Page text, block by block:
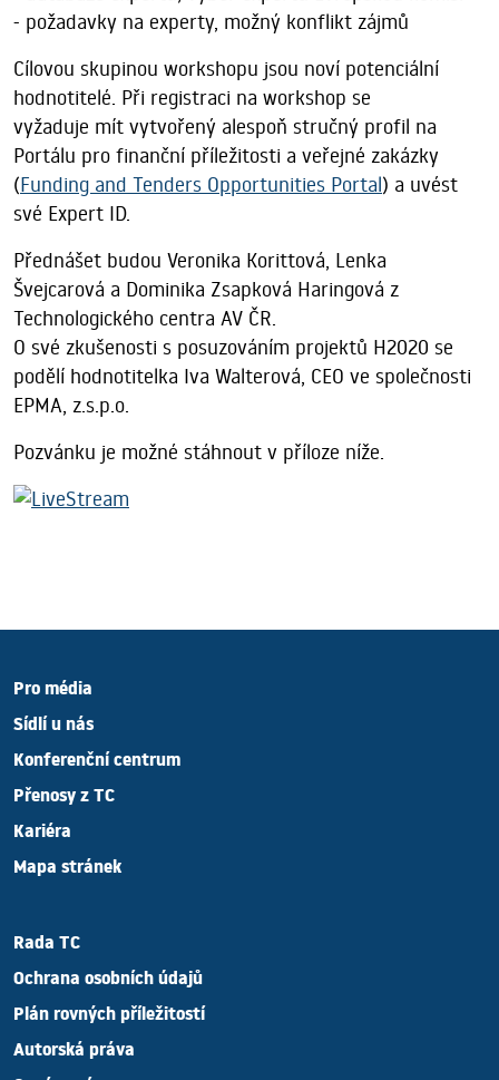
- požadavky na experty, možný konflikt zájmů
Cílovou skupinou workshopu jsou noví potenciální
hodnotitelé. Při registraci na workshop se
vyžaduje mít vytvořený alespoň stručný profil na
Portálu pro finanční příležitosti a veřejné zakázky
(Funding and Tenders Opportunities Portal) a uvést
své Expert ID.
Přednášet budou Veronika Korittová, Lenka
Švejcarová a Dominika Zsapková Haringová z
Technologického centra AV ČR.
O své zkušenosti s posuzováním projektů H2020 se
podělí hodnotitelka Iva Walterová, CEO ve společnosti
EPMA, z.s.p.o.
Pozvánku je možné stáhnout v příloze níže.
Pro média
Sídlí u nás
Konferenční centrum
Přenosy z TC
Kariéra
Mapa stránek
Rada TC
Ochrana osobních údajů
Plán rovných příležitostí
Autorská práva